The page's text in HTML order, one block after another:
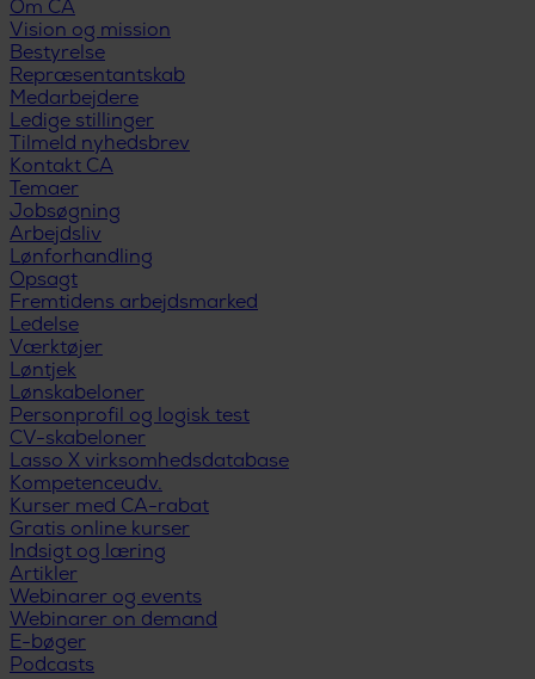
Om CA
Vision og mission
Bestyrelse
Repræsentantskab
Medarbejdere
Ledige stillinger
Tilmeld nyhedsbrev
Kontakt CA
Temaer
Jobsøgning
Arbejdsliv
Lønforhandling
Opsagt
Fremtidens arbejdsmarked
Ledelse
Værktøjer
Løntjek
Lønskabeloner
Personprofil og logisk test
CV-skabeloner
Lasso X virksomhedsdatabase
Kompetenceudv.
Kurser med CA-rabat
Gratis online kurser
Indsigt og læring
Artikler
Webinarer og events
Webinarer on demand
E-bøger
Podcasts